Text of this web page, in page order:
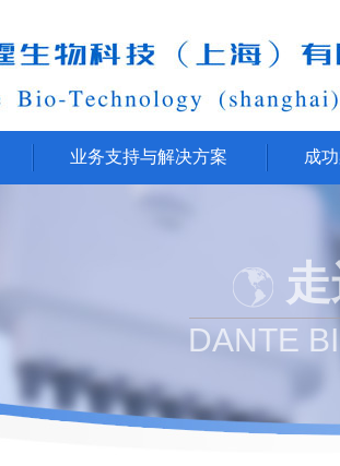
业务支持与解决方案 成
DANTE